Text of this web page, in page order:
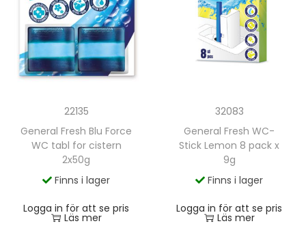
22135
General Fresh Blu Force
WC tabl for cistern
2x50g
Finns i lager
Logga in för att se pris
Läs mer
32083
General Fresh WC-
Stick Lemon 8 pack x
9g
Finns i lager
Logga in för att se pris
Läs mer